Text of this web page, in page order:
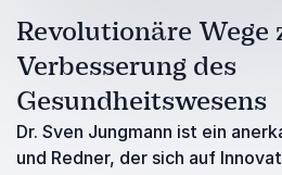
Revolutionäre Wege
Verbesserung des
Gesundheitswesens
Dr. Sven Jungmann ist ein
und Redner, der sich auf